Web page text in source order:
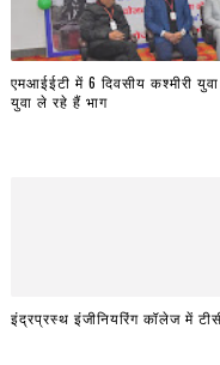
एमआईईटी में 6 दिवसीय कश्मीरी
युवा ले रहे हैं भाग
इंद्रप्रस्थ इंजीनियरिंग कॉलेज में